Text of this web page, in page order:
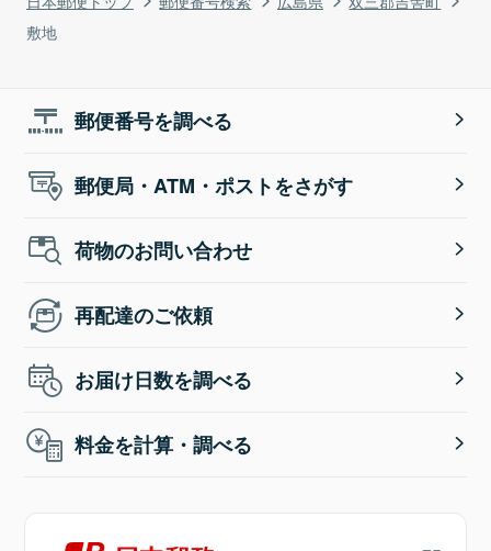
敷地
郵便番号を調べる
郵便局・ATM・ポストをさがす
荷物のお問い合わせ
再配達のご依頼
お届け日数を調べる
料金を計算・調べる